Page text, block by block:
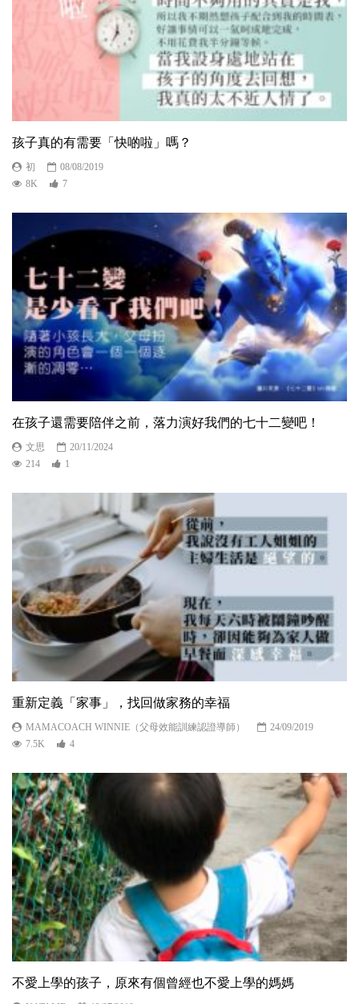
孩子真的有需要「快啲啦」嗎？
初
08/08/2019
8K
7
在孩子還需要陪伴之前，落力演好我們的七十二變吧！
文思
20/11/2024
214
1
重新定義「家事」，找回做家務的幸福
MAMACOACH WINNIE（父母效能訓練認證導師）
24/09/2019
7.5K
4
不愛上學的孩子，原來有個曾經也不愛上學的媽媽